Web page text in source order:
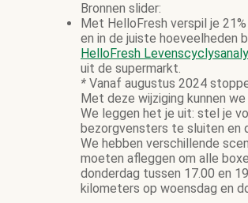
Bronnen slider:
Met HelloFresh verspil je
en in de juiste hoeveelheden
HelloFresh
uit de supermarkt.
* Vanaf augustus 2024
Met deze wijziging kunnen
We leggen het je uit: stel je
bezorgvensters te sluiten en
We hebben verschillende
moeten afleggen om alle
donderdag tussen 17.00 en
kilometers op woensdag en